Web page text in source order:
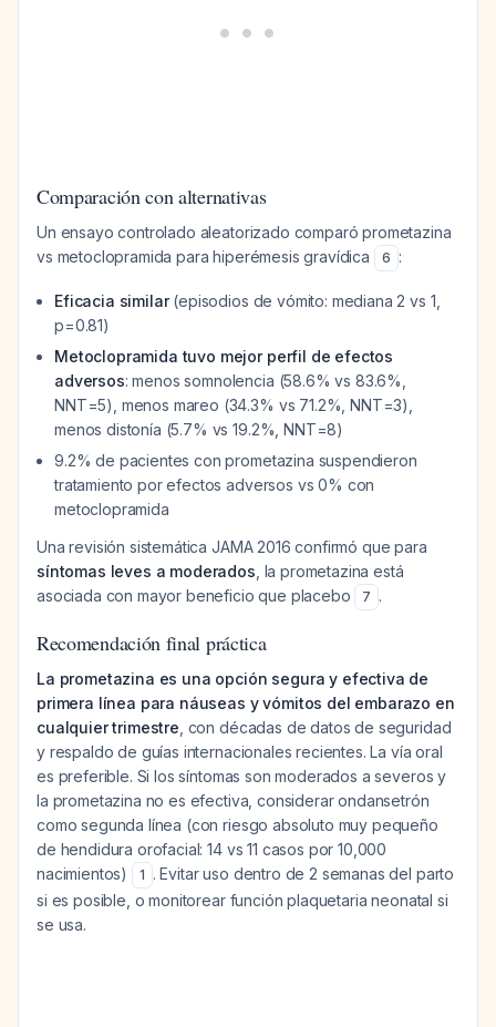
Comparación con alternativas
Un ensayo controlado aleatorizado comparó prometazina
vs metoclopramida para hiperémesis gravídica
6 :
Eficacia similar(episodios de vómito: mediana 2 vs 1,
p=0.81)
Metoclopramida tuvo mejor perfil de efectos
adversos: menos somnolencia (58.6% vs 83.6%,
NNT=5), menos mareo (34.3% vs 71.2%, NNT=3),
menos distonía (5.7% vs 19.2%, NNT=8)
9.2% de pacientes con prometazina suspendieron
tratamiento por efectos adversos vs 0% con
metoclopramida
Una revisión sistemática JAMA 2016 confirmó que para
síntomas leves a moderados , la prometazina está
asociada con mayor beneficio que placebo
7 .
Recomendación final práctica
La prometazina es una opción segura y efectiva de
primera línea para náuseas y vómitos del embarazo en
cualquier trimestre , con décadas de datos de seguridad
y respaldo de guías internacionales recientes. La vía oral
es preferible. Si los síntomas son moderados a severos y
la prometazina no es efectiva, considerar ondansetrón
como segunda línea (con riesgo absoluto muy pequeño
de hendidura orofacial: 14 vs 11 casos por 10,000
nacimientos)
1 . Evitar uso dentro de 2 semanas del parto
si es posible, o monitorear función plaquetaria neonatal si
se usa.